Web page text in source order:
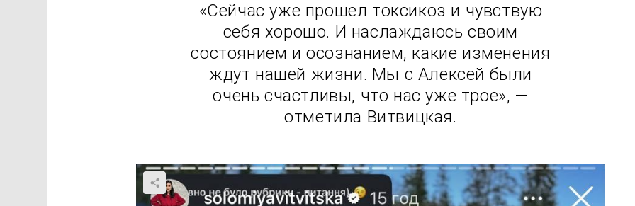
«Сейчас уже прошел токсикоз и чувствую
себя хорошо. И наслаждаюсь своим
состоянием и осознанием, какие изменения
ждут нашей жизни. Мы с Алексей были
очень счастливы, что нас уже трое», —
отметила Витвицкая.